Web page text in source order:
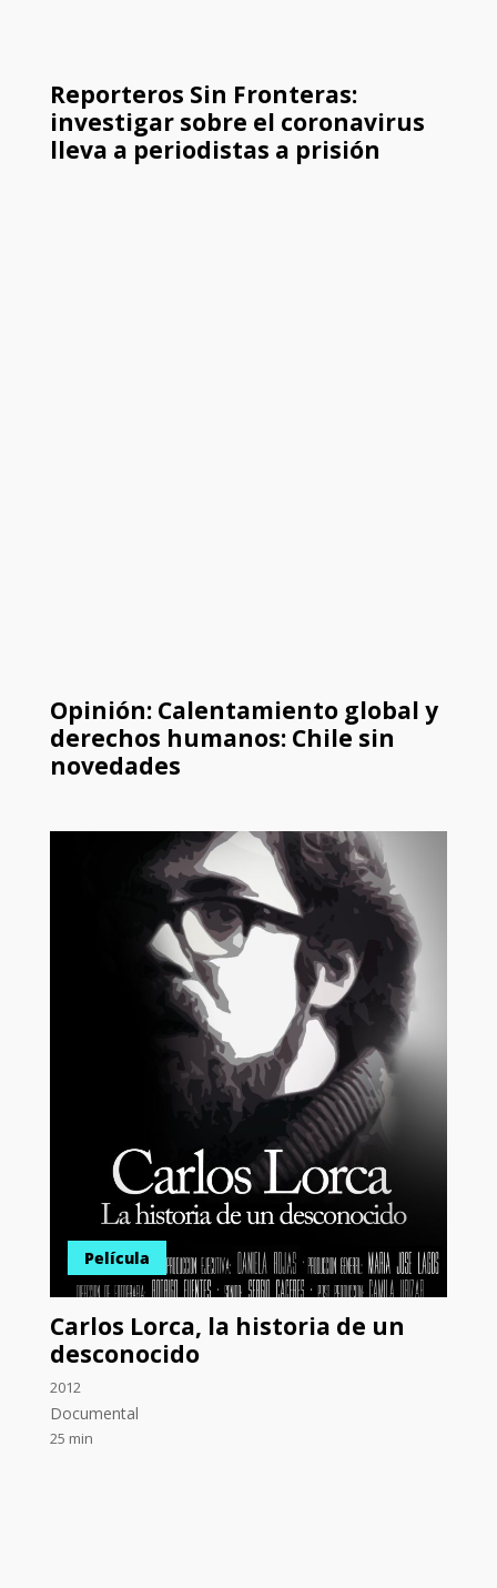
Reporteros Sin Fronteras:
investigar sobre el coronavirus
lleva a periodistas a prisión
Opinión: Calentamiento global y
derechos humanos: Chile sin
novedades
Película
Carlos Lorca, la historia de un
desconocido
2012
Documental
25 min